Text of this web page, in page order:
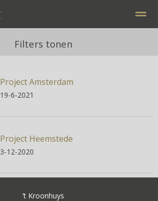
Bellen E-mail
Filters tonen
Project Amsterdam
19-6-2021
Project Heemstede
3-12-2020
’t Kroonhuys